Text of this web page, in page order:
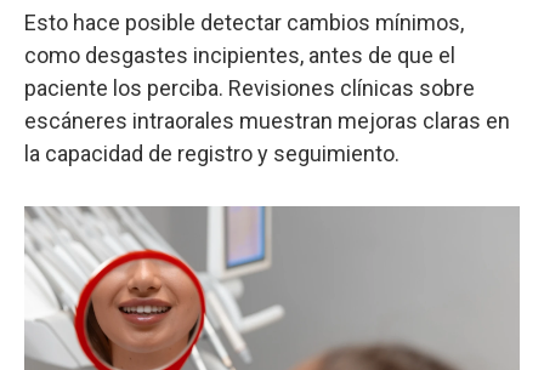
Esto hace posible detectar cambios mínimos,
como desgastes incipientes, antes de que el
paciente los perciba. Revisiones clínicas sobre
escáneres intraorales muestran mejoras claras en
la capacidad de registro y seguimiento.